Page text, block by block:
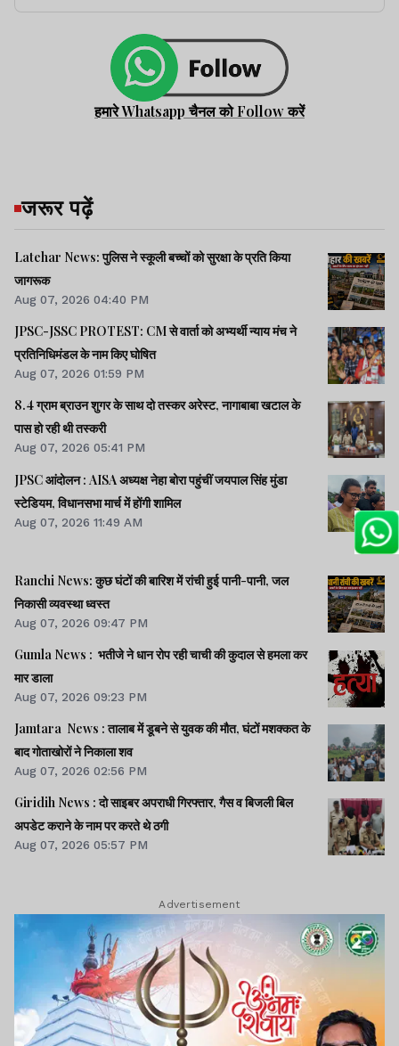
हमारे Whatsapp चैनल को Follow करें
जरूर पढ़ें
Latehar News: पुलिस ने स्कूली बच्चों को सुरक्षा के प्रति किया
जागरूक
Aug 07, 2026 04:40 PM
JPSC-JSSC PROTEST: CM से वार्ता को अभ्यर्थी न्याय मंच ने
प्रतिनिधिमंडल के नाम किए घोषित
Aug 07, 2026 01:59 PM
8.4 ग्राम ब्राउन शुगर के साथ दो तस्कर अरेस्ट, नागाबाबा खटाल के
पास हो रही थी तस्करी
Aug 07, 2026 05:41 PM
JPSC आंदोलन : AISA अध्यक्ष नेहा बोरा पहुंचीं जयपाल सिंह मुंडा
स्टेडियम, विधानसभा मार्च में होंगी शामिल
Aug 07, 2026 11:49 AM
Ranchi News: कुछ घंटों की बारिश में रांची हुई पानी-पानी, जल
निकासी व्यवस्था ध्वस्त
Aug 07, 2026 09:47 PM
Gumla News : भतीजे ने धान रोप रही चाची की कुदाल से हमला कर
मार डाला
Aug 07, 2026 09:23 PM
Jamtara News : तालाब में डूबने से युवक की मौत, घंटों मशक्कत के
बाद गोताखोरों ने निकाला शव
Aug 07, 2026 02:56 PM
Giridih News : दो साइबर अपराधी गिरफ्तार, गैस व बिजली बिल
अपडेट कराने के नाम पर करते थे ठगी
Aug 07, 2026 05:57 PM
Advertisement